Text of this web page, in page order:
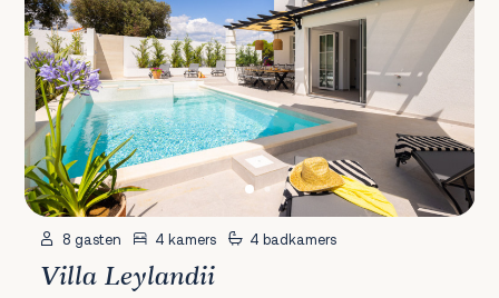
8 gasten 4 kamers 4 badkamers
Villa Leylandii